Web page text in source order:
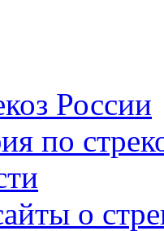
России
по
о